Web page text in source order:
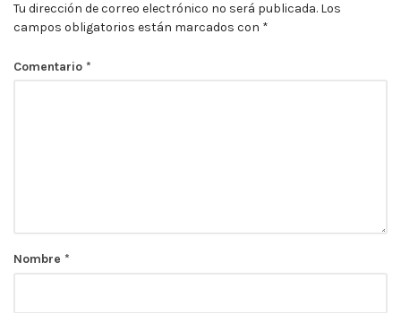
Tu dirección de correo electrónico no será publicada. Los
campos obligatorios están marcados con *
Comentario *
Nombre *